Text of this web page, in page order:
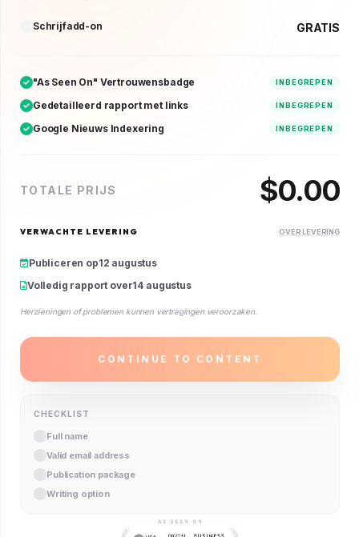
Schrijfadd-on GRATIS
"As Seen On" Vertrouwensbadge INBEGREPEN
Gedetailleerd rapport met links INBEGREPEN
Google Nieuws Indexering INBEGREPEN
TOTALE PRIJS $0.00
VERWACHTE LEVERING OVER LEVERING
Publiceren op12 augustus
Volledig rapport over14 augustus
Herzieningen of problemen kunnen vertragingen veroorzaken.
CONTINUE TO CONTENT
CHECKLIST
Full name
Valid email address
Publication package
Writing option